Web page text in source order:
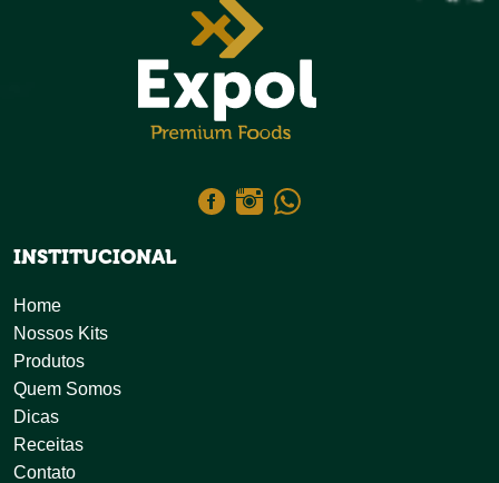
INSTITUCIONAL
Home
Nossos Kits
Produtos
Quem Somos
Dicas
Receitas
Contato